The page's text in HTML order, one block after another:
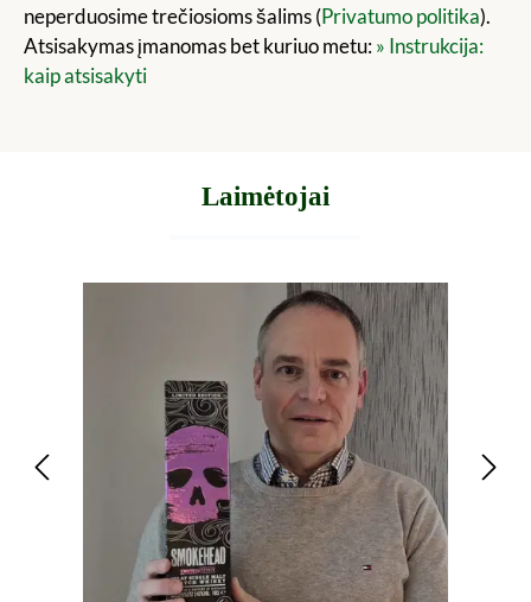
neperduosime trečiosioms šalims (Privatumo politika).
Atsisakymas įmanomas bet kuriuo metu:» Instrukcija:
kaip atsisakyti
Laimėtojai
Praleisti nuotraukų galeriją